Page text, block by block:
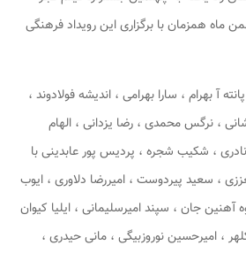
ماه همزمان با برگزاری این رویداد فرهنگی
آ بهرام ، سارا بهرامی ، اندیشه فولادوند ،
، نرگس محمدی ، رضا یزدانی ، الهام
، شکیب شجره ، پردیس پور عابدینی با
، سعید پیردوست ، امیررضا دلاوری ، ایوب
آهنین جان ، سپند امیرسلیمانی ، ایلیا کیوان
، امیرحسین نوروزبیگی ، مانی حیدری ،